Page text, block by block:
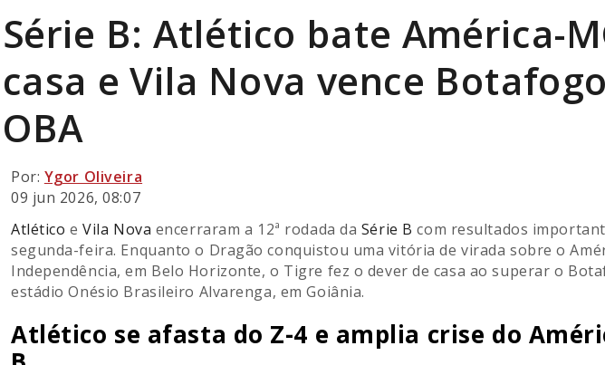
Série B: Atlético bate América-
casa e Vila Nova vence
OBA
Por: Ygor Oliveira
09 jun 2026, 08:07
Atlético eVila Nova encerraram a 12ª rodada da Série B com resultados
segunda-feira. Enquanto o Dragão conquistou uma vitória de virada sobre o
Independência, em Belo Horizonte, o Tigre fez o dever de casa ao superar o
estádio Onésio Brasileiro Alvarenga, em Goiânia.
Atlético se afasta do Z-4 e amplia crise do